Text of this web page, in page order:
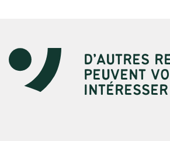
D’AUTRES
PEUVENT
INTÉRESSER